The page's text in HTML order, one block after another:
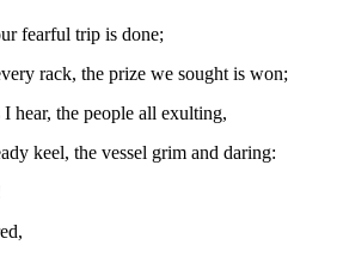
fearful trip is done;
rack, the prize we sought is won;
hear, the people all exulting,
keel, the vessel grim and daring: